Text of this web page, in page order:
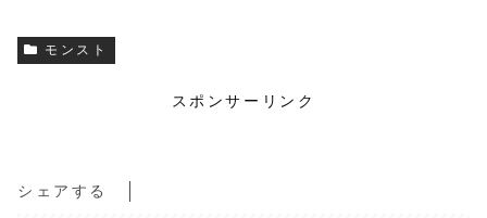
モンスト
スポンサーリンク
シェアする